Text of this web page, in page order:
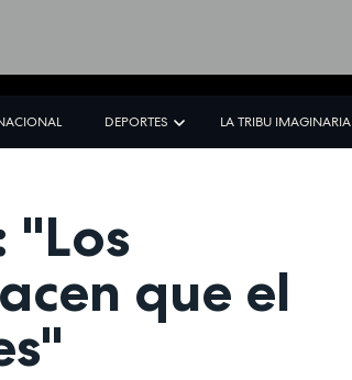
DEPORTES LA TRIBU IMAGINARIA
"Los
que el